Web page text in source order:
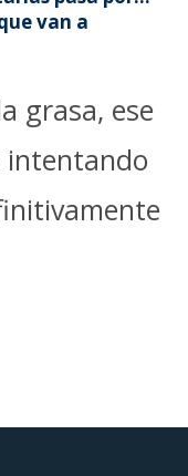
van a
grasa, ese
intentando